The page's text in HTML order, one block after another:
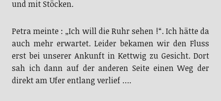
und mit Stöcken.
Petra meinte : „Ich will die Ruhr sehen !“. Ich hätte da
auch mehr erwartet. Leider bekamen wir den Fluss
erst bei unserer Ankunft in Kettwig zu Gesicht. Dort
sah ich dann auf der anderen Seite einen Weg der
direkt am Ufer entlang verlief ….